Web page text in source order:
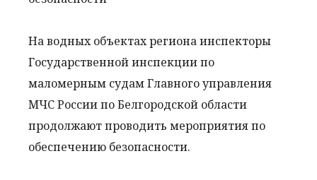
На водных объектах региона инспекторы
Государственной инспекции по
маломерным судам Главного управления
МЧС России по Белгородской области
продолжают проводить мероприятия по
обеспечению безопасности.